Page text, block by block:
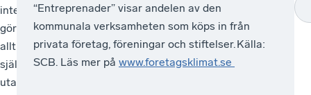
inte
göra
allt
själv
utan
“Entreprenader” visar andelen av den
kommunala verksamheten som köps in från
privata företag, föreningar och stiftelser. Källa:
SCB. Läs mer på www.foretagsklimat.se